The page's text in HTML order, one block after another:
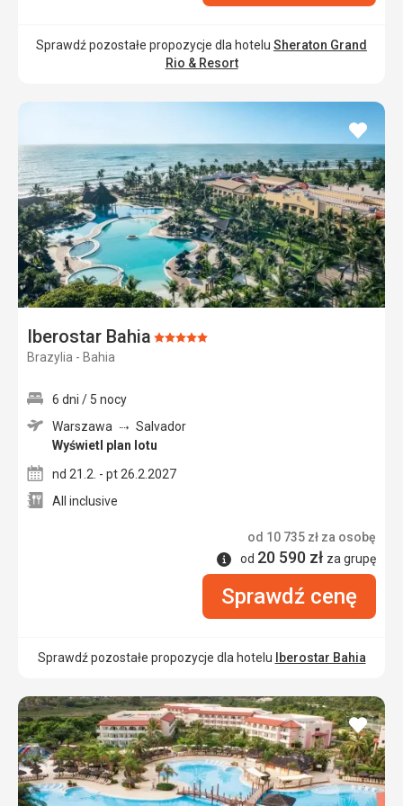
Sprawdź pozostałe propozycje dla hotelu Sheraton Grand
Rio & Resort
Iberostar Bahia Ocena:
Brazylia - Bahia
dodaj
6 dni / 5 nocy
Warszawa
Salvador
Wyświetl plan lotu
nd 21.2. - pt 26.2.2027
All inclusive
od 10 735 zł za osobę
Informacje
od 20 590 zł za grupę
Sprawdź cenę
Sprawdź pozostałe propozycje dla hotelu Iberostar Bahia
dodaj
do